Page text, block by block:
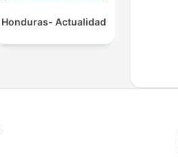
Honduras- Actualidad